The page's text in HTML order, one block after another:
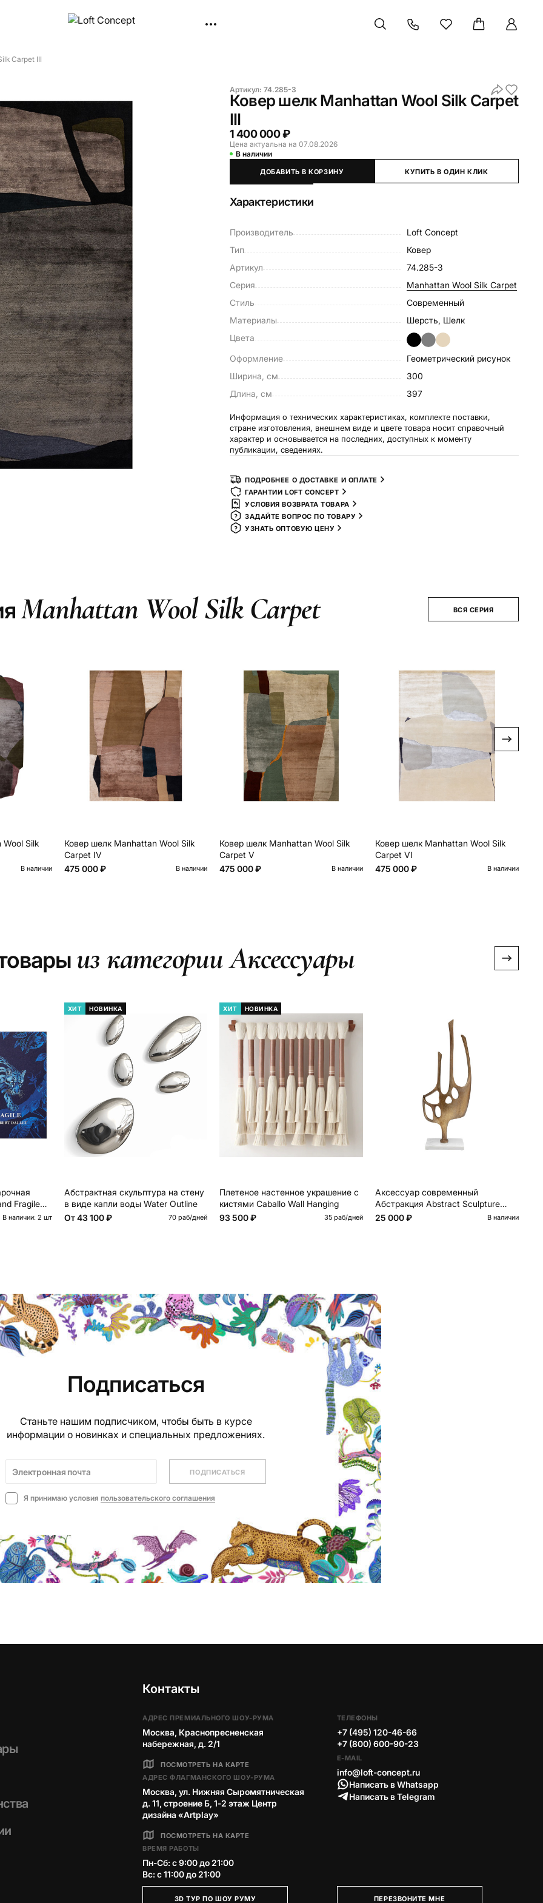
Carpet III
Артикул: 74.285-3
Ковер шелк Manhattan Wool Silk Carpet
III
1 400 000 ₽
Цена актуальна на 07.08.2026
В наличии
ДОБАВИТЬ В КОРЗИНУ КУПИТЬ В ОДИН КЛИК
Характеристики
Производитель
Loft Concept
Тип
Ковер
Артикул
74.285-3
Серия
Manhattan Wool Silk Carpet
Стиль
Современный
Материалы
Шерсть, Шелк
Цвета
Оформление
Геометрический рисунок
Ширина, см
300
Длина, см
397
Информация о технических характеристиках, комплекте поставки,
стране изготовления, внешнем виде и цвете товара носит справочный
характер и основывается на последних, доступных к моменту
публикации, сведениях.
ПОДРОБНЕЕ О ДОСТАВКЕ И ОПЛАТЕ
ГАРАНТИИ LOFT CONCEPT
УСЛОВИЯ ВОЗВРАТА ТОВАРА
ЗАДАЙТЕ ВОПРОС ПО ТОВАРУ
УЗНАТЬ ОПТОВУЮ ЦЕНУ
Manhattan Wool Silk Carpet ВСЯ СЕРИЯ
Silk
В наличии
Ковер шелк Manhattan Wool Silk
Carpet IV
475 000 ₽
В наличии
Ковер шелк Manhattan Wool Silk
Carpet V
475 000 ₽
В наличии
Ковер шелк Manhattan Wool Silk
Carpet VI
475 000 ₽
В наличии
из категории Аксессуары
Fragile
В наличии: 2 шт
ХИТ НОВИНКА
Абстрактная скульптура на стену
в виде капли воды Water Outline
От43 100 ₽ 70 раб/дней
ХИТ НОВИНКА
Плетеное настенное украшение с
кистями Caballo Wall Hanging
93 500 ₽
35 раб/дней
Аксессуар современный
Абстракция Abstract Sculpture
Brass
25 000 ₽ В наличии
Подписаться
Станьте нашим подписчиком, чтобы быть в курсе
информации о новинках и специальных предложениях.
ПОДПИСАТЬСЯ
Я принимаю условия пользовательского соглашения
Контакты
АДРЕС ПРЕМИАЛЬНОГО ШОУ-РУМА
Москва, Краснопресненская
набережная, д. 2/1
ПОСМОТРЕТЬ НА КАРТЕ
АДРЕС ФЛАГМАНСКОГО ШОУ-РУМА
Москва, ул. Нижняя Сыромятническая
д. 11, строение Б, 1‑2 этаж Центр
дизайна «Artplay»
ПОСМОТРЕТЬ НА КАРТЕ
ВРЕМЯ РАБОТЫ
Пн-Сб: с 9:00 до 21:00
Вс: с 11:00 до 21:00
3D ТУР ПО ШОУ РУМУ
ТЕЛЕФОНЫ
+7 (495) 120-46-66
+7 (800) 600-90-23
E-MAIL
info@loft-concept.ru
Написать в Whatsapp
Написать в Telegram
ПЕРЕЗВОНИТЕ МНЕ